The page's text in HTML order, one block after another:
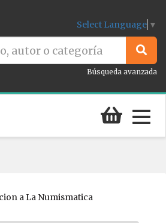
Select Language ▼
Búsqueda avanzada
a La Numismatica